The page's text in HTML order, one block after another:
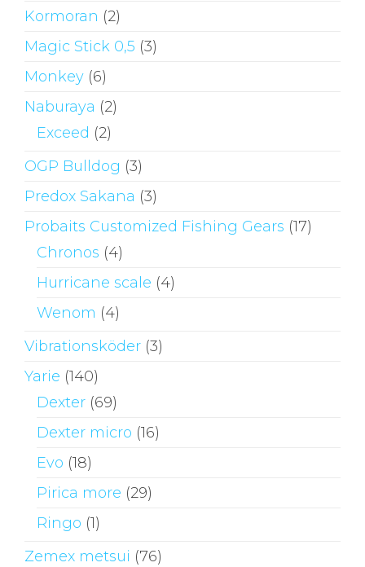
Kormoran (2)
Magic Stick 0,5 (3)
Monkey (6)
Naburaya (2)
Exceed (2)
OGP Bulldog (3)
Predox Sakana (3)
Probaits Customized Fishing Gears (17)
Chronos (4)
Hurricane scale (4)
Wenom (4)
Vibrationsköder (3)
Yarie (140)
Dexter (69)
Dexter micro (16)
Evo (18)
Pirica more (29)
Ringo (1)
Zemex metsui (76)